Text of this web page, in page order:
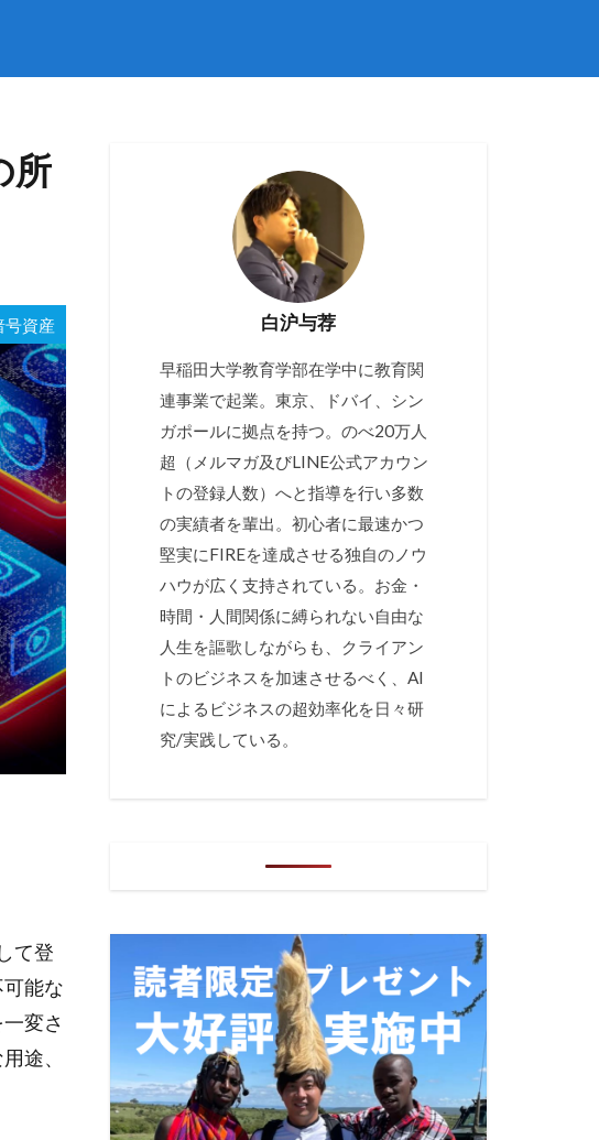
所
号資産
て登
能な
変さ
途、
白沪与荐
早稲田大学教育学部在学中に教育関
連事業で起業。東京、ドバイ、シン
ガポールに拠点を持つ。のべ20万人
超（メルマガ及びLINE公式アカウン
トの登録人数）へと指導を行い多数
の実績者を輩出。初心者に最速かつ
堅実にFIREを達成させる独自のノウ
ハウが広く支持されている。お金・
時間・人間関係に縛られない自由な
人生を謳歌しながらも、クライアン
トのビジネスを加速させるべく、AI
によるビジネスの超効率化を日々研
究/実践している。